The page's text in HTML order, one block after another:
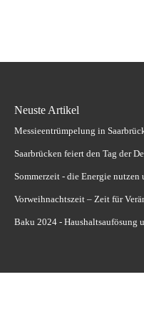
Neuste Artikel
Messieentrümpelung in
Saarbrücken feiert den Tag der
Sommerzeit - die Energie nutzen
Vorweihnachtszeit – Zeit für
Baku 2024 - Haushaltsaufösung